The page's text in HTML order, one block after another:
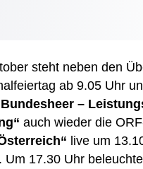
steht neben den
ab 9.05 Uhr
–
auch wieder die
live um
Um 17.30 Uhr